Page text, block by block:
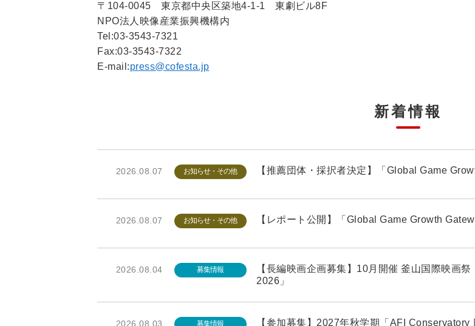
〒104-0045 東京都中央区築地4-1-1 東劇ビル8F
NPO法人映像産業振興機構内
Tel:03-3543-7321
Fax:03-3543-7322
E-mail:press@cofesta.jp
新着情報
2026.08.07 お知らせ・その他 【推薦団体・採択者決定】「Global Game
2026.08.07 お知らせ・その他 【レポート公開】「Global Game Growth
2026.08.04 募集情報
【長編映画企画募集】10月開催 釜山国際映画
2026」
2026.08.03 募集情報 【参加募集】2027年秋学期「AFI Conservatory